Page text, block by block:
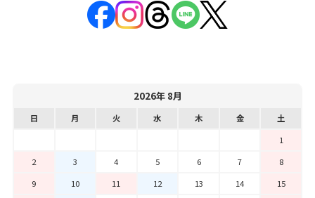
2026年 8月
日 月 火 水 木 金
土
1
2
3 4 5 6 7
8
9
10 11 12 13 14
15